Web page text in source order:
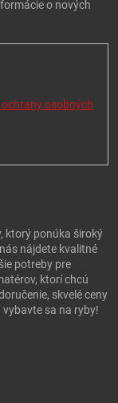
o nových
osobných
ktorý ponúka široký
nájdete kvalitné
potreby pre
ktorí chcú
skvelé ceny
sa na ryby!